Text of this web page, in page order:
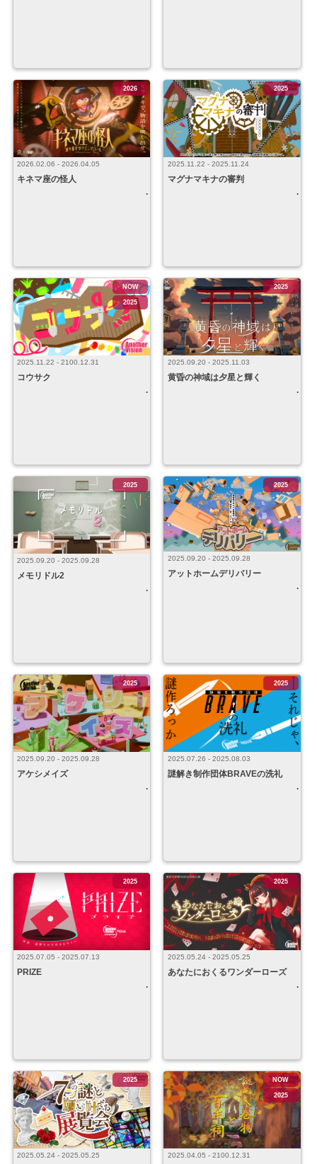
2026.02.06 - 2026.04.05
キネマ座の怪人
2026
2025.11.22 - 2025.11.24
マグナマキナの審判
2025
2025.11.22 - 2100.12.31
コウサク
NOW
2025
2025.09.20 - 2025.11.03
黄昏の神域は夕星と輝く
2025
2025.09.20 - 2025.09.28
メモリドル2
2025
2025.09.20 - 2025.09.28
アットホームデリバリー
2025
2025.09.20 - 2025.09.28
アケシメイズ
2025
2025.07.26 - 2025.08.03
謎解き制作団体BRAVEの洗礼
2025
2025.07.05 - 2025.07.13
PRIZE
2025
2025.05.24 - 2025.05.25
あなたにおくるワンダーローズ
2025
2025.05.24 - 2025.05.25
2025
2025.04.05 - 2100.12.31
NOW
2025